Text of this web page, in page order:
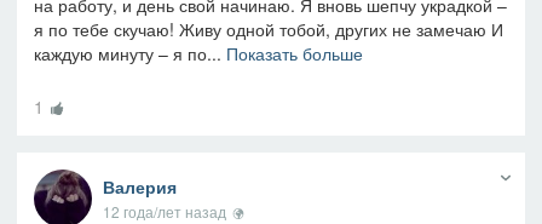
на работу, и день свой начинаю. Я вновь шепчу украдкой –
я по тебе скучаю! Живу одной тобой, других не замечаю И
каждую минуту – я по... Показать больше
1
Валерия
12 года/лет назад